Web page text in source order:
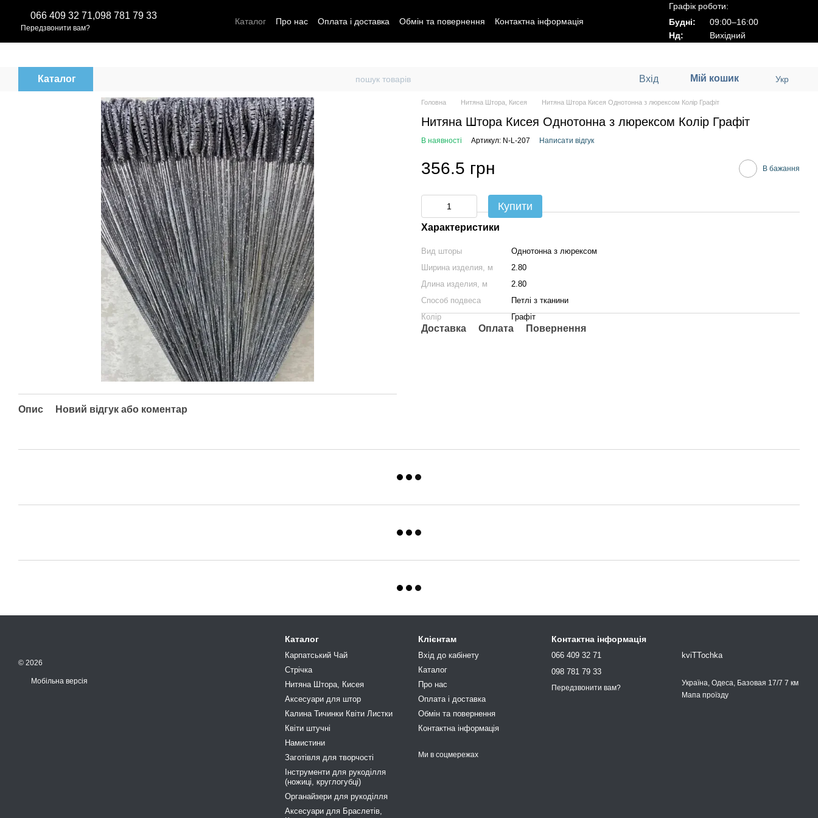
066 409 32 71,098 781 79 33
Передзвонити вам?
Каталог Про нас Оплата і доставка Обмін та повернення Контактна інформація
Графік роботи:
Будні:
09:00–16:00
Нд:
Вихідний
Каталог Вхід Мій кошик Укр
Опис Новий відгук або коментар
Головна Нитяна Штора, Кисея Нитяна Штора Кисея Однотонна з люрексом Колір Графіт
Нитяна Штора Кисея Однотонна з люрексом Колір Графіт
В наявності Артикул: N-L-207 Написати відгук
356.5 грн В бажання
Купити
Характеристики
Вид шторы
Однотонна з люрексом
Ширина изделия, м
2.80
Длина изделия, м
2.80
Способ подвеса
Петлі з тканини
Колір
Графіт
Доставка Оплата Повернення
© 2026
Мобільна версія
Каталог
Карпатський Чай
Стрічка
Нитяна Штора, Кисея
Аксесуари для штор
Калина Тичинки Квіти Листки
Квіти штучні
Намистини
Заготівля для творчості
Інструменти для рукоділля
(ножиці, круглогубці)
Органайзери для рукоділля
Аксесуари для Браслетів,
Клієнтам
Вхід до кабінету
Каталог
Про нас
Оплата і доставка
Обмін та повернення
Контактна інформація
Ми в соцмережах
Контактна інформація
066 409 32 71
098 781 79 33
Передзвонити вам?
kviTTochka
Україна, Одеса, Базовая 17/7 7 км
Мапа проїзду